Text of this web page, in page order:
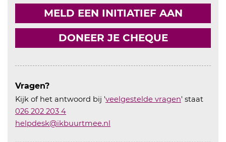
MELD EEN INITIATIEF AAN
DONEER JE CHEQUE
Vragen?
Kijk of het antwoord bij 'veelgestelde vragen' staat
026 202 203 4
helpdesk@ikbuurtmee.nl